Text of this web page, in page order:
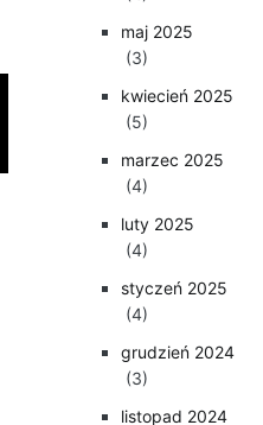
maj 2025
(3)
kwiecień 2025
(5)
marzec 2025
(4)
luty 2025
(4)
styczeń 2025
(4)
grudzień 2024
(3)
listopad 2024